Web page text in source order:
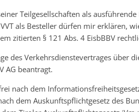
Teilgesellschaften als
als Besteller dürfen mir erklären,
zitierten § 121 Abs. 4 EisbBBV
des Verkehrsdienstevertrages über
AG beantragt.
nach dem
dem Auskunftspflichtgesetz des